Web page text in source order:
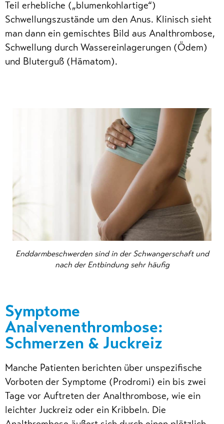
Teil erhebliche („blumenkohlartige“)
Schwellungszustände um den Anus. Klinisch sieht
man dann ein gemischtes Bild aus Analthrombose,
Schwellung durch Wassereinlagerungen (Ödem)
und Bluterguß (Hämatom).
Enddarmbeschwerden sind in der Schwangerschaft und
nach der Entbindung sehr häufig
Symptome
Analvenenthrombose:
Schmerzen & Juckreiz
Manche Patienten berichten über unspezifische
Vorboten der Symptome (Prodromi) ein bis zwei
Tage vor Auftreten der Analthrombose, wie ein
leichter Juckreiz oder ein Kribbeln. Die